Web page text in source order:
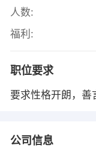
人数:
福利:
职位要求
要求性格开朗，善
公司信息